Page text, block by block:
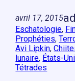
avril 17, 2015
Eschatologie,
Prophéties,
Avi Lipkin,
lunaire, États-
Tétrades